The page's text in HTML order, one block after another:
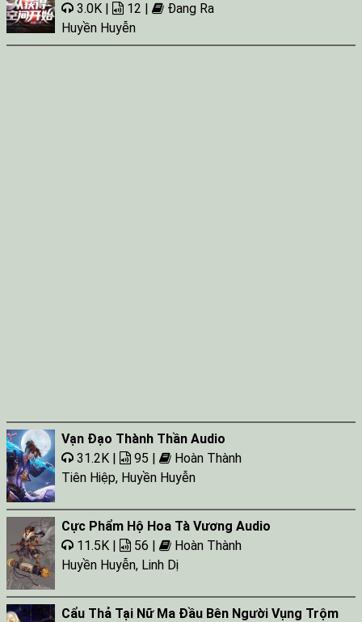
3.0K |
12 |
Đang Ra
Huyền Huyễn
Vạn Đạo Thành Thần Audio
31.2K |
95 |
Hoàn Thành
Tiên Hiệp, Huyền Huyễn
Cực Phẩm Hộ Hoa Tà Vương Audio
11.5K |
56 |
Hoàn Thành
Huyền Huyễn, Linh Dị
Cẩu Thả Tại Nữ Ma Đầu Bên Người Vụng Trộm